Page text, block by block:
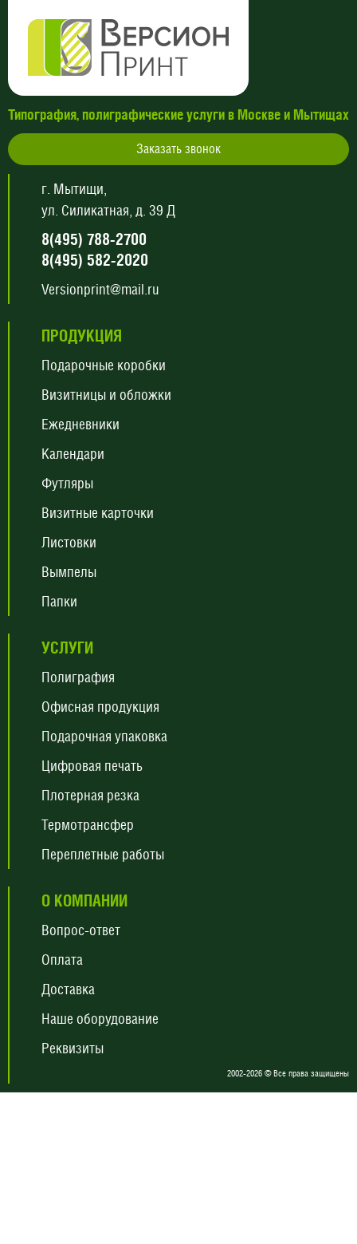
Типография, полиграфические услуги в Москве и Мытищах
Заказать звонок
г. Мытищи,
ул. Силикатная, д. 39 Д
8(495) 788-2700
8(495) 582-2020
Versionprint@mail.ru
ПРОДУКЦИЯ
Подарочные коробки
Визитницы и обложки
Ежедневники
Календари
Футляры
Визитные карточки
Листовки
Вымпелы
Папки
УСЛУГИ
Полиграфия
Офисная продукция
Подарочная упаковка
Цифровая печать
Плотерная резка
Термотрансфер
Переплетные работы
О КОМПАНИИ
Вопрос-ответ
Оплата
Доставка
Наше оборудование
Реквизиты
2002-2026 © Все права защищены